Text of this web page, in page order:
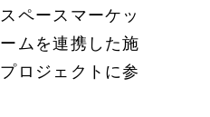
ペースマーケッ
ムを連携した施
ロジェクトに参